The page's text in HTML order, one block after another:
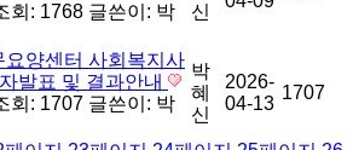
회: 1768 글쓴이: 박
신
양센터 사회복지사
발표 및 결과안내
회: 1707 글쓴이: 박
박
혜
신
2026-
04-13
1707